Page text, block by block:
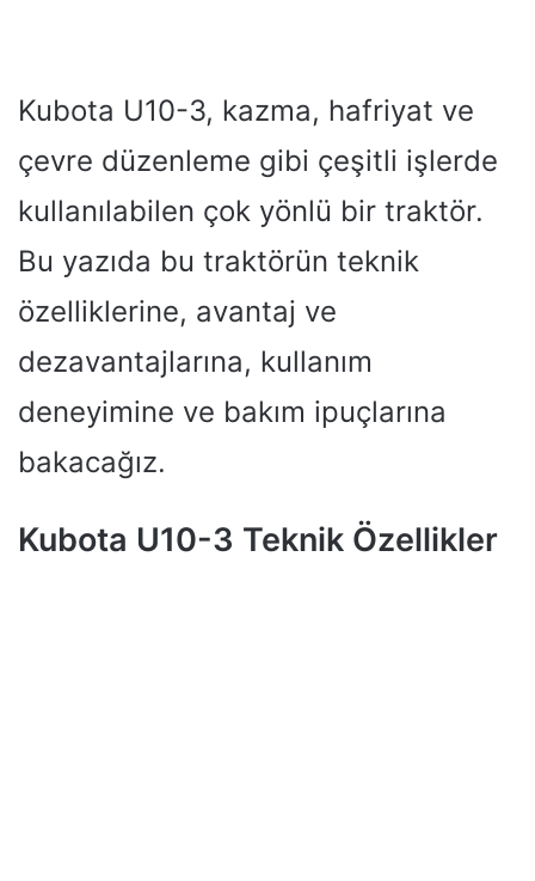
Kubota U10-3, kazma, hafriyat ve
çevre düzenleme gibi çeşitli işlerde
kullanılabilen çok yönlü bir traktör.
Bu yazıda bu traktörün teknik
özelliklerine, avantaj ve
dezavantajlarına, kullanım
deneyimine ve bakım ipuçlarına
bakacağız.
Kubota U10-3 Teknik Özellikler